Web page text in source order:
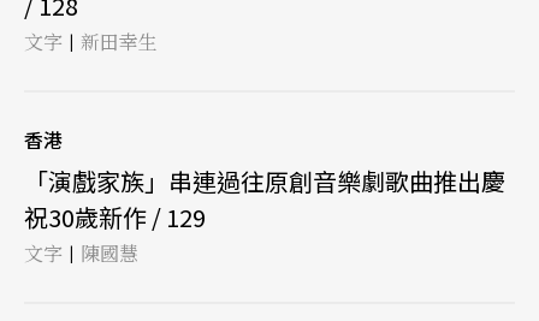
文字 | 新田幸生
香港
「演戲家族」串連過往原創音樂劇歌曲推出慶
祝30歲新作 / 129
文字 | 陳國慧